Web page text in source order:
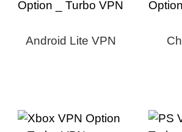
Android Lite VPN